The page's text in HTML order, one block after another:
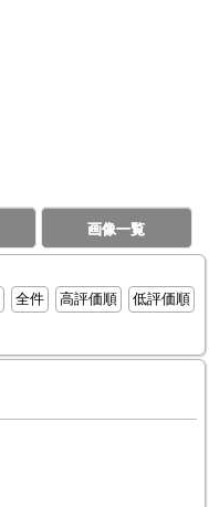
画像一覧
全件 高評価順
低評価順